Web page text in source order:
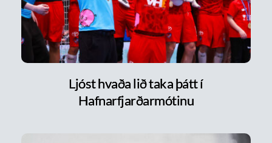
Ljóst hvaða lið taka þátt í
Hafnarfjarðarmótinu